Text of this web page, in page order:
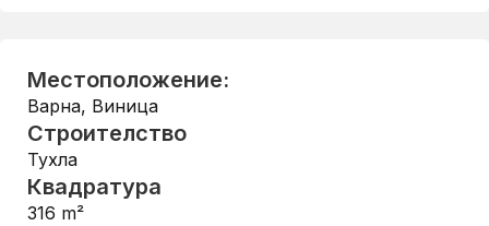
Местоположение:
Варна, Виница
Строителство
Тухла
Квадратура
316 m²